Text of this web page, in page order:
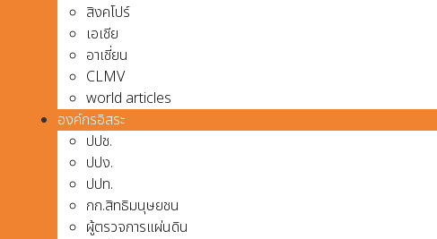
สิงคโปร์
เอเชีย
อาเชี่ยน
CLMV
world articles
องค์กรอิสระ
ปปช.
ปปง.
ปปท.
กก.สิทธิมนุษยชน
ผู้ตรวจการแผ่นดิน